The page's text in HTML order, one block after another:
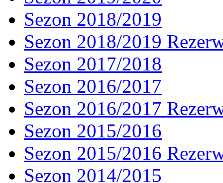
Sezon 2018/2019
Sezon 2018/2019
Sezon 2017/2018
Sezon 2016/2017
Sezon 2016/2017
Sezon 2015/2016
Sezon 2015/2016
Sezon 2014/2015